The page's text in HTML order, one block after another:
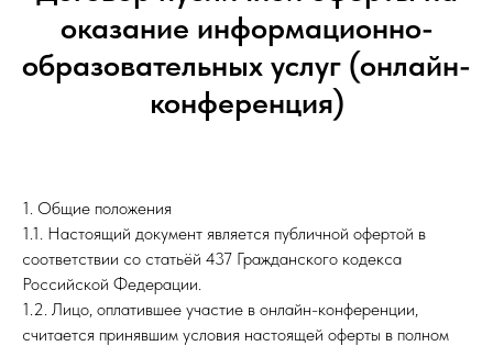
оказание информационно-
образовательных услуг (онлайн-
конференция)
1. Общие положения
1.1. Настоящий документ является публичной офертой в
соответствии со статьёй 437 Гражданского кодекса
Российской Федерации.
1.2. Лицо, оплатившее участие в онлайн-конференции,
считается принявшим условия настоящей оферты в полном